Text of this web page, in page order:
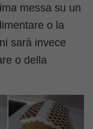
messa su un
o la
sarà invece
o della